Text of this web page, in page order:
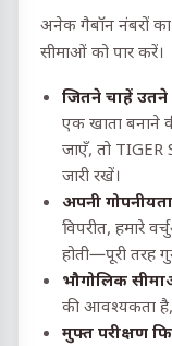
अनेक गैबॉन नंबरों
सीमाओं को पार करें।
जितने चाहें
एक खाता बनाने
जाएँ, तो
जारी रखें।
अपनी
विपरीत, हमारे
होती—पूरी तरह
भौगोलिक
की आवश्यकता है,
मुफ्त परीक्षण